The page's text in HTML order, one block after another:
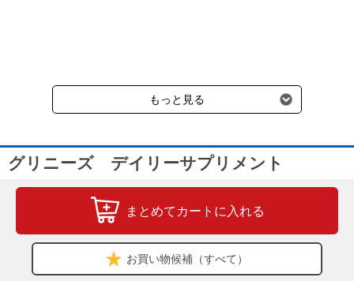
えてください。
・１歳未満の幼犬には与えないでください。
カロリー8kcal/1個あたり
受けます。
もっと見る
グリニーズ デイリーサプリメント
まとめてカートに入れる
お買い物候補（すべて）